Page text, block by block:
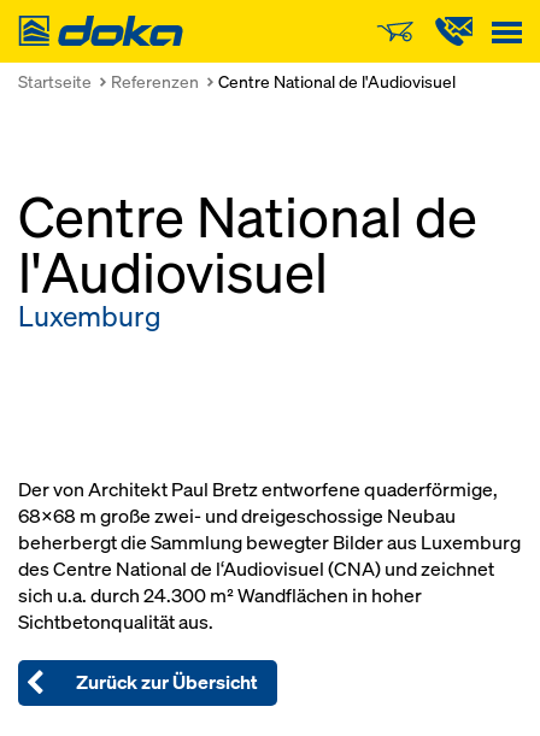
Doka
Startseite Referenzen Centre National de l'Audiovisuel
Centre National de
l'Audiovisuel
Luxemburg
Der von Architekt Paul Bretz entworfene quaderförmige,
68x68 m große zwei- und dreigeschossige Neubau
beherbergt die Sammlung bewegter Bilder aus Luxemburg
des Centre National de l‘Audiovisuel (CNA) und zeichnet
sich u.a. durch 24.300 m² Wandflächen in hoher
Sichtbetonqualität aus.
Zurück zur Übersicht